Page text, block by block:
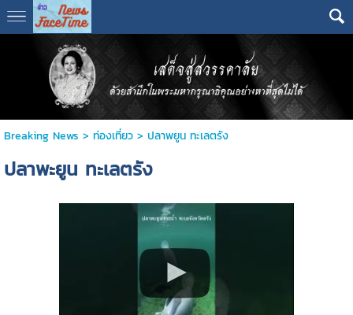
Breaking News > ท่องเที่ยว> ปลาพยูน ทะเลตรัง
ปลาพะยูน ทะเลตรัง